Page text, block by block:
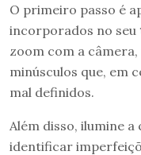
O primeiro passo é
incorporados no seu
zoom com a
minúsculos que, em
mal definidos.
Além disso, ilumine
identificar